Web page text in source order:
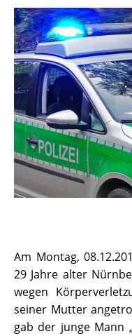
Am Montag,
29 Jahre alter
wegen
seiner Mutter
gab der junge Mann